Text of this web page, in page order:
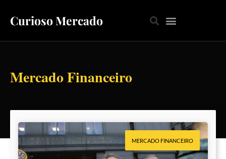
Curioso Mercado
Mercado Financeiro
MERCADO FINANCEIRO